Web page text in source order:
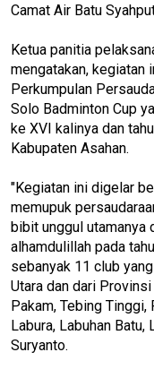
Camat Air Batu
Ketua panitia
mengatakan, kegiatan
Perkumpulan
Solo Badminton Cup
ke XVI kalinya dan
Kabupaten Asahan.
"Kegiatan ini digelar
memupuk
bibit unggul utamanya
alhamdulillah pada
sebanyak 11 club
Utara dan dari
Pakam, Tebing Tinggi,
Labura, Labuhan Batu,
Suryanto.